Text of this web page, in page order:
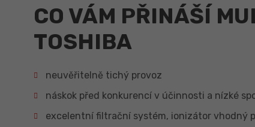
CO VÁM PŘINÁŠÍ
TOSHIBA
neuvěřitelně tichý provoz
náskok před konkurencí v účinnosti a nízké
excelentní filtrační systém, ionizátor vhodný